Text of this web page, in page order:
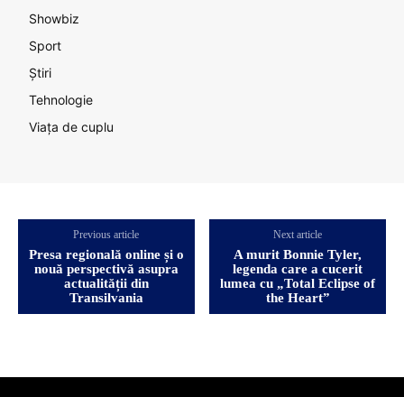
Showbiz
Sport
Știri
Tehnologie
Viața de cuplu
Previous article
Presa regională online și o
nouă perspectivă asupra
actualității din
Transilvania
Next article
A murit Bonnie Tyler,
legenda care a cucerit
lumea cu „Total Eclipse of
the Heart”